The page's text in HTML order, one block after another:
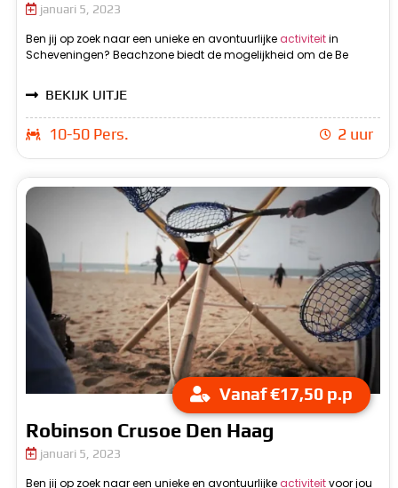
januari 5, 2023
Ben jij op zoek naar een unieke en avontuurlijkeactiviteitin
Scheveningen? Beachzone biedt de mogelijkheid om de Be
Robinson Experience te beleven. Tijdens deze activiteit zul je
samen met je groep op een onbewoond eiland aan land gaan
BEKIJK UITJE
10-50 Pers. 2 uur
Vanaf €17,50 p.p
Robinson Crusoe Den Haag
januari 5, 2023
Ben jij op zoek naar een unieke en avontuurlijkeactiviteitvoor jou
mogelijkheid om de Robinson Crusoe Den Haag ervaring te
groep op een onbewoond eiland aan land gaan en de